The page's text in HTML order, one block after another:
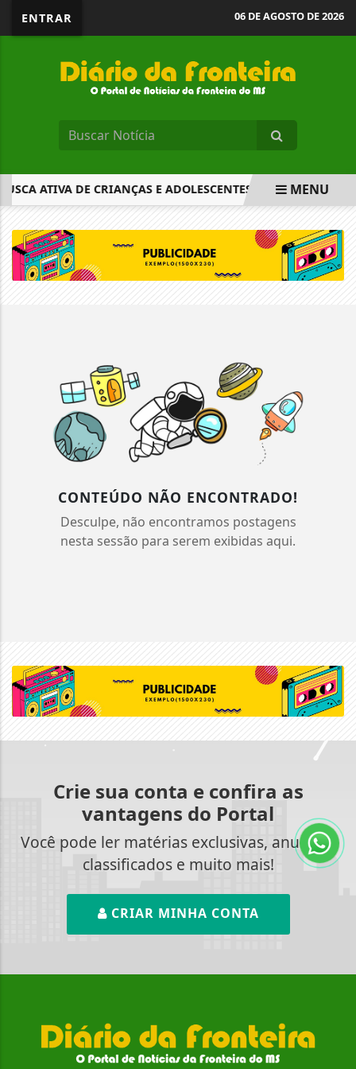
ENTRAR 06 DE AGOSTO DE 2026
ATIVA DE CRIANÇAS E ADOLESCENTES MENU
CONTEÚDO NÃO ENCONTRADO!
Desculpe, não encontramos postagens
nesta sessão para serem exibidas aqui.
Crie sua conta e confira as
vantagens do Portal
Você pode ler matérias exclusivas, anunciar
classificados e muito mais!
CRIAR MINHA CONTA